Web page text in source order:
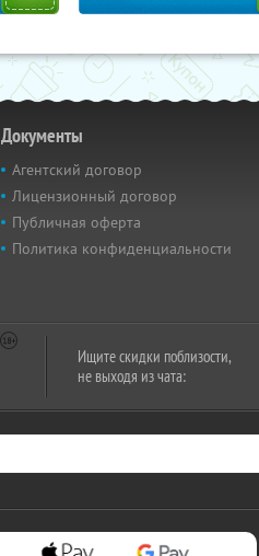
Документы
Агентский договор
Лицензионный договор
Публичная оферта
Политика конфиденциальности
Ищите скидки поблизости,
не выходя из чата: